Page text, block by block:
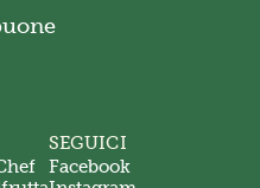
SEGUICI
Facebook